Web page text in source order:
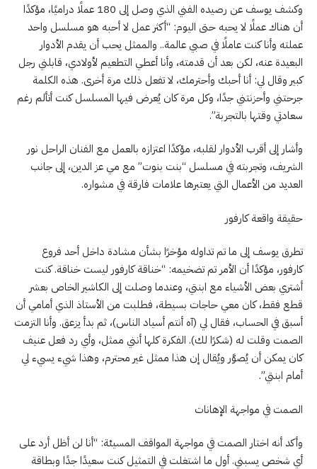
وكشف يوسف عن رصيده الفني الذي وصل إلى 180 عملًا دراميًا، مؤكدًا
أن هناك عملًا لا يحبه حتى اليوم: “أكثر عمل لا أحبه هو مسلسل واحد
عملته وأنا كنت عاملًا في صبي عالمة.. والممثل يحب أن يقدم الأدوار
البعيدة عنه، لكن بعد أن قدمته، وأنا أعطي التطعيم لأولادي، قابلني رجل
كبير وقال لي: أنا أحبك وأحترمك، لا تفعل ذلك مرة أخرى. هذه الكلمة
جرحتني وأحزنتني جدًا، وكل مرة كان يُعرض فيها المسلسل كنت أتألم رغم
سعادتي وقتها بالتجربة”.
وأشار إلى أقرب الأدوار لقلبه، مؤكدًا اعتزازه بالعمل مع الفنان الراحل نور
الشريف، وتجربته في مسلسل “بنت بنوت” مع مي عز الدين، إلى جانب
العديد من الأعمال التي يعتبرها علامات فارقة في مشواره.
حقيقة واقعة كارفور
تطرق يوسف إلى ما تم تداوله مؤخرًا بشأن مشادة داخل أحد فروع
كارفور، مؤكدًا أن الأمر تم تضخيمه: “خناقة كارفور ليست خناقة. كنت
أشتري بعض الأشياء مع ابنتي، وعندما وصلت إلى الكاشير الخاص بعشر
قطع فقط، كان معي حاجات بسيطة، فطلبت من الأستاذ الذي أمامي أن
أسبق في الحساب، فقال لي (آه أنتم أسياد الناس)، ثم بدأ يزعق. وأنا التزمت
الصمت وقلت له (شكرًا لك). الفكرة كلها أنني ممثل، وأي رد فعل عنيف
كان يمكن أن يُصوَّر ويُقال إن هذا ممثل غير محترم، وهذا شيء يسيء لي
أمام ابنتي”.
الصمت في مواجهة الإهانات
وأكد أنه اختار الصمت في مواجهة المواقف المسيئة: “أنا لن أظل أرد على
أي شخص يسبني. أول ما اشتغلت في التمثيل كنت سعيدًا جدًا وبطاقة